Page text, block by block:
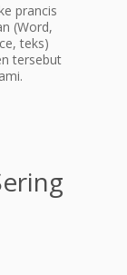
prancis
(Word,
teks)
tersebut